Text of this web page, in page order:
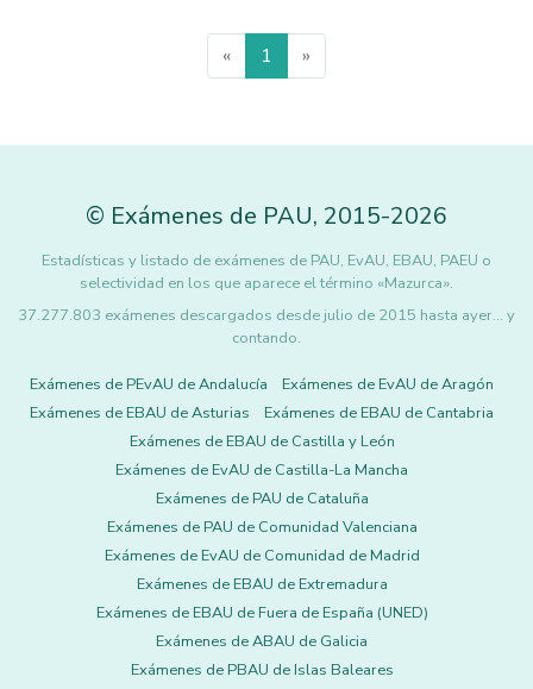
« 1 »
© Exámenes de PAU, 2015-2026
Estadísticas y listado de exámenes de PAU, EvAU, EBAU, PAEU o
selectividad en los que aparece el término «Mazurca».
37.277.803 exámenes descargados desde julio de 2015 hasta ayer... y
contando.
Exámenes de PEvAU de Andalucía
Exámenes de EvAU de Aragón
Exámenes de EBAU de Asturias
Exámenes de EBAU de Cantabria
Exámenes de EBAU de Castilla y León
Exámenes de EvAU de Castilla-La Mancha
Exámenes de PAU de Cataluña
Exámenes de PAU de Comunidad Valenciana
Exámenes de EvAU de Comunidad de Madrid
Exámenes de EBAU de Extremadura
Exámenes de EBAU de Fuera de España (UNED)
Exámenes de ABAU de Galicia
Exámenes de PBAU de Islas Baleares